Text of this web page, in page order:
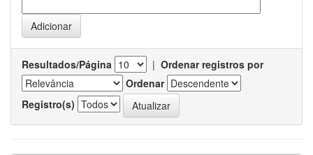
Resultados/Página | Ordenar registros por
Ordenar
Registro(s)